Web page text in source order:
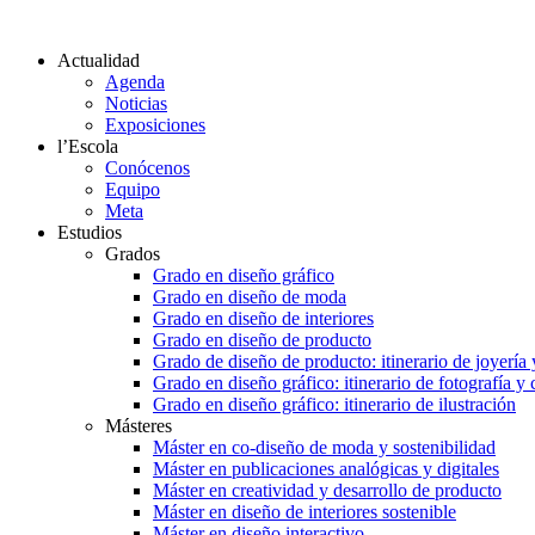
Actualidad
Agenda
Noticias
Exposiciones
l’Escola
Conócenos
Equipo
Meta
Estudios
Grados
Grado en diseño gráfico
Grado en diseño de moda
Grado en diseño de interiores
Grado en diseño de producto
Grado de diseño de producto: itinerario de joyería
Grado en diseño gráfico: itinerario de fotografía y
Grado en diseño gráfico: itinerario de ilustración
Másteres
Máster en co-diseño de moda y sostenibilidad
Máster en publicaciones analógicas y digitales
Máster en creatividad y desarrollo de producto
Máster en diseño de interiores sostenible